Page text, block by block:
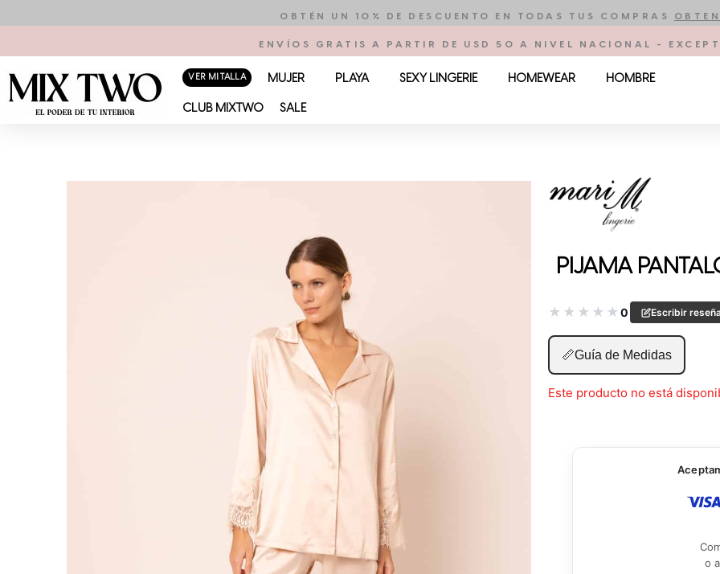
contenido
OBTÉN UN 10% DE DESCUENTO EN TODAS TUS COMPRAS
ENVÍOS GRATIS A PARTIR DE USD 50 A NIVEL NACIONAL -
VER MI TALLA MUJER PLAYA SEXY LINGERIE HOMEWEAR HOMBRE
CLUB MIXTWO SALE
PIJAMA
★ ★ ★ ★ ★0 Escribir
📏Guía de Medidas
Este producto no está
o a